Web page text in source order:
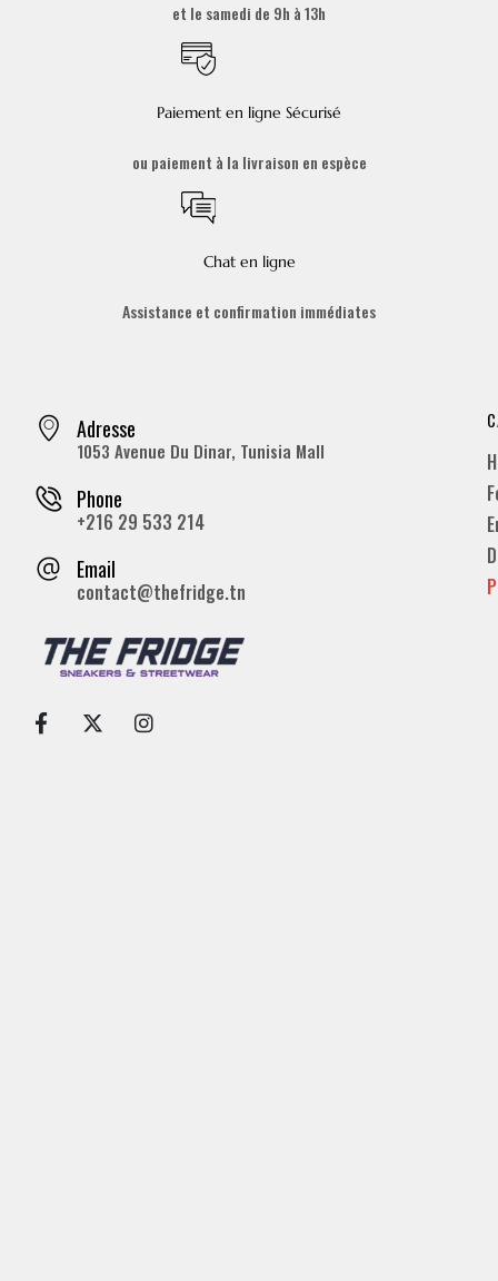
et le samedi de 9h à 13h
Paiement en ligne Sécurisé
ou paiement à la livraison en espèce
Chat en ligne
Assistance et confirmation immédiates
Adresse
1053 Avenue Du Dinar, Tunisia Mall
Phone
+216 29 533 214
Email
contact@thefridge.tn